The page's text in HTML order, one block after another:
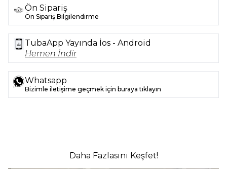
Ön Sipariş
Ön Sipariş Bilgilendirme
TubaApp Yayında İos - Android
Hemen İndir
Whatsapp
Bizimle iletişime geçmek için buraya tıklayın
Daha Fazlasını Keşfet!